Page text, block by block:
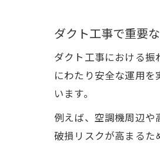
ダクト工事で重要
ダクト工事における
にわたり安全な運用
います。
例えば、空調機周辺や
破損リスクが高まるた